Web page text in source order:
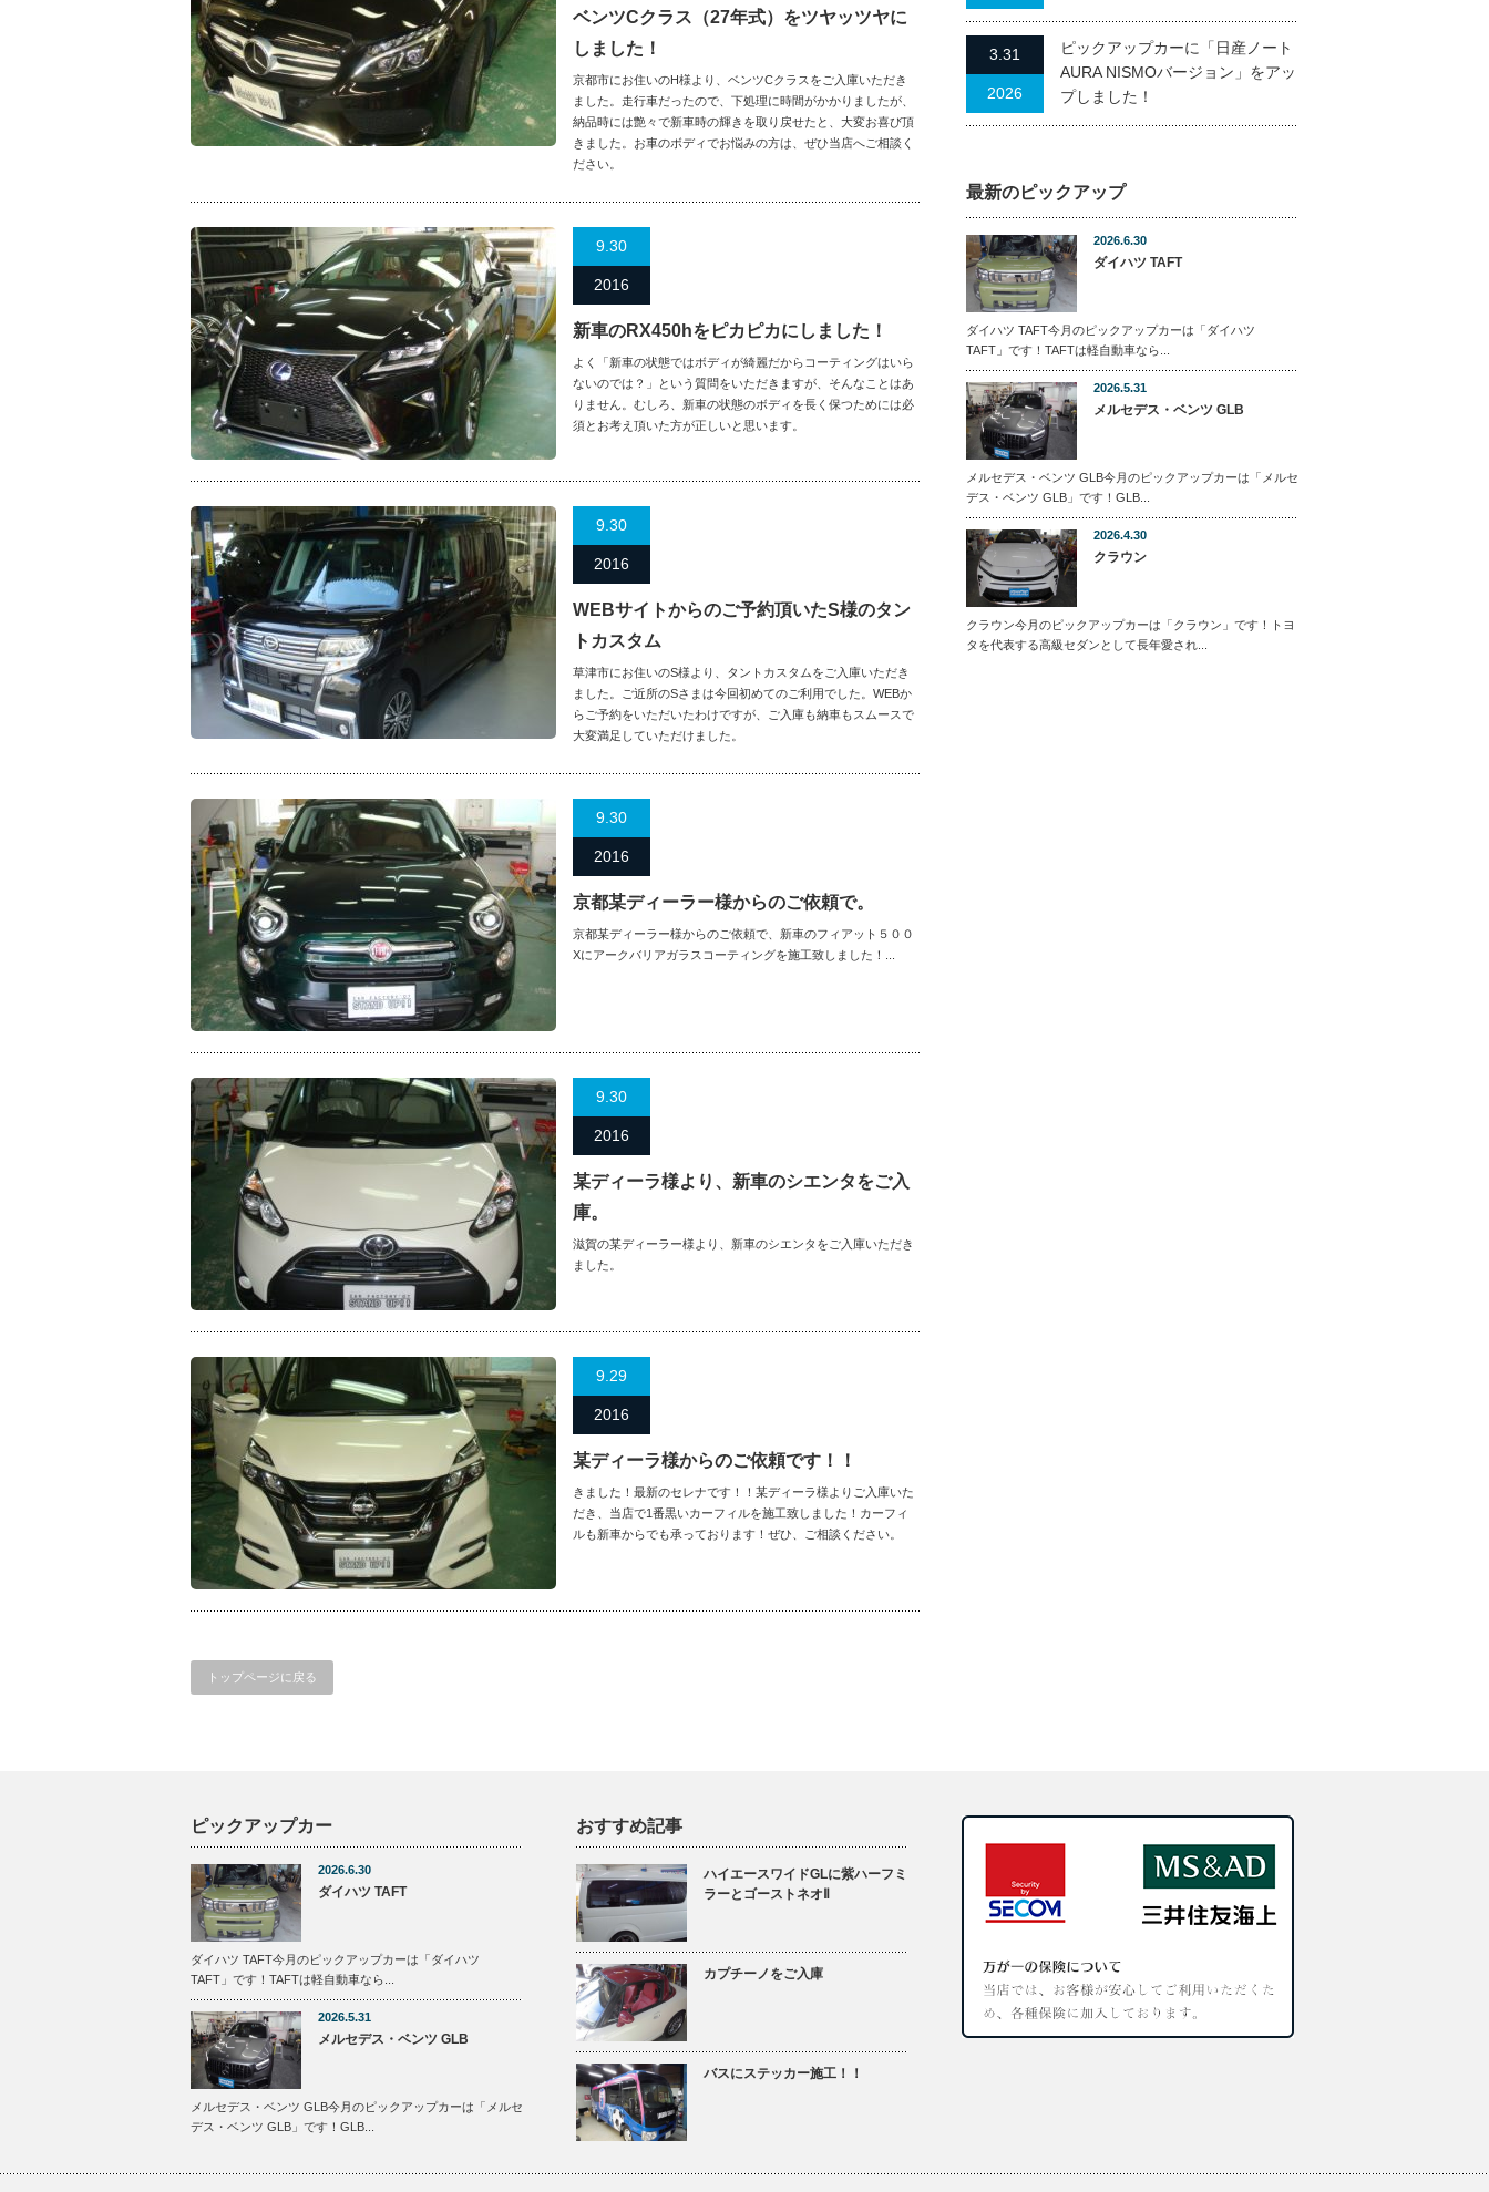
ベンツCクラス（27年式）をツヤッツヤに
しました！
京都市にお住いのH様より、ベンツCクラスをご入庫いただき
ました。走行車だったので、下処理に時間がかかりましたが、
納品時には艶々で新車時の輝きを取り戻せたと、大変お喜び頂
きました。お車のボディでお悩みの方は、ぜひ当店へご相談く
ださい。
9.30
2016
新車のRX450hをピカピカにしました！
よく「新車の状態ではボディが綺麗だからコーティングはいら
ないのでは？」という質問をいただきますが、そんなことはあ
りません。むしろ、新車の状態のボディを長く保つためには必
須とお考え頂いた方が正しいと思います。
9.30
2016
WEBサイトからのご予約頂いたS様のタン
トカスタム
草津市にお住いのS様より、タントカスタムをご入庫いただき
ました。ご近所のSさまは今回初めてのご利用でした。WEBか
らご予約をいただいたわけですが、ご入庫も納車もスムースで
大変満足していただけました。
9.30
2016
京都某ディーラー様からのご依頼で。
京都某ディーラー様からのご依頼で、新車のフィアット５００
Xにアークバリアガラスコーティングを施工致しました！...
9.30
2016
某ディーラ様より、新車のシエンタをご入
庫。
滋賀の某ディーラー様より、新車のシエンタをご入庫いただき
ました。
9.29
2016
某ディーラ様からのご依頼です！！
きました！最新のセレナです！！某ディーラ様よりご入庫いた
だき、当店で1番黒いカーフィルを施工致しました！カーフィ
ルも新車からでも承っております！ぜひ、ご相談ください。
トップページに戻る
3.31
2026
ピックアップカーに「日産ノート
AURA NISMOバージョン」をアッ
プしました！
最新のピックアップ
2026.6.30
ダイハツ TAFT
ダイハツ TAFT今月のピックアップカーは「ダイハツ
TAFT」です！TAFTは軽自動車なら...
2026.5.31
メルセデス・ベンツ GLB
メルセデス・ベンツ GLB今月のピックアップカーは「メルセ
デス・ベンツ GLB」です！GLB...
2026.4.30
クラウン
クラウン今月のピックアップカーは「クラウン」です！トヨ
タを代表する高級セダンとして長年愛され...
ピックアップカー
2026.6.30
ダイハツ TAFT
ダイハツ TAFT今月のピックアップカーは「ダイハツ
TAFT」です！TAFTは軽自動車なら...
2026.5.31
メルセデス・ベンツ GLB
メルセデス・ベンツ GLB今月のピックアップカーは「メルセ
デス・ベンツ GLB」です！GLB...
おすすめ記事
ハイエースワイドGLに紫ハーフミ
ラーとゴーストネオⅡ
カプチーノをご入庫
バスにステッカー施工！！